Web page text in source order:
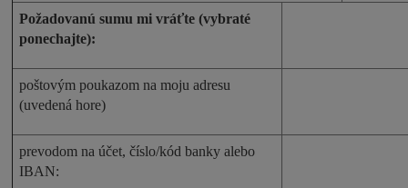
Požadovanú sumu mi vráťte (vybraté
ponechajte):
poštovým poukazom na moju adresu
(uvedená hore)
prevodom na účet, číslo/kód banky alebo
IBAN: